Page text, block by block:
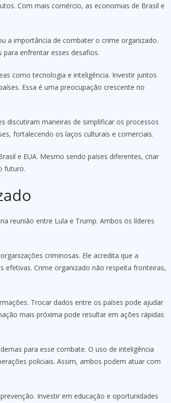
Com mais comércio, as economias de Brasil e
a importância de combater o crime organizado.
enfrentar esses desafios.
como tecnologia e inteligência. Investir juntos
Essa é uma preocupação crescente no
discutiram maneiras de simplificar os processos
fortalecendo os laços culturais e comerciais.
e EUA. Mesmo sendo países diferentes, criar
futuro.
reunião entre Lula e Trump. Ambos os líderes
criminosas. Ele acredita que a
efetivas. Crime organizado não respeita fronteiras,
Trocar dados entre os países pode ajudar
mais próxima pode resultar em ações rápidas
para esse combate. O uso de inteligência
policiais. Assim, ambos podem atuar com
Investir em educação e oportunidades